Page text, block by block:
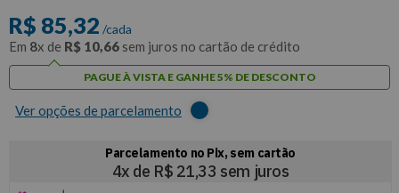
R$ 85,32 /cada
Em 8x de R$ 10,66 sem juros no cartão de crédito
PAGUE À VISTA E GANHE 5% DE DESCONTO
Ver opções de parcelamento